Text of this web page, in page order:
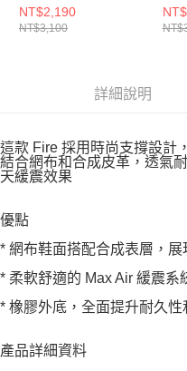
NT$2,190
NT$3,100
詳細說明
這款 Fire 採用時尚支撐設計
結合網布和合成皮革，透氣
天緩震效果
優點
* 網布鞋面搭配合成表層，
* 柔軟舒適的 Max Air 緩震
* 橡膠外底，全面提升耐久性
產品詳細資料